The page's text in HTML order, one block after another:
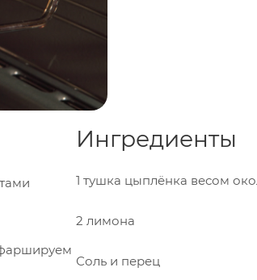
Ингредиенты
1 тушка цыплёнка весом
2 лимона
Соль и перец